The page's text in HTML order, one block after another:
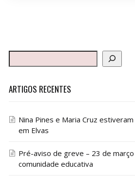
ARTIGOS RECENTES
Nina Pines e Maria Cruz
em Elvas
Pré-aviso de greve – 23 de
comunidade educativa